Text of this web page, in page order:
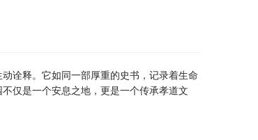
诠释。它如同一部厚重的史书，记录着生命
仅是一个安息之地，更是一个传承孝道文